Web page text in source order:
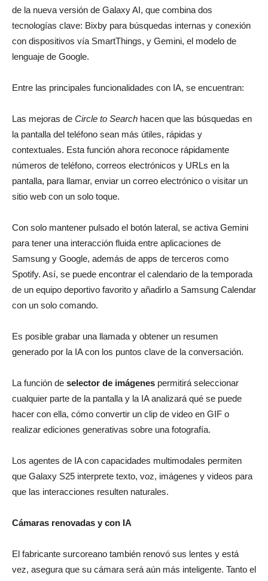
de la nueva versión de Galaxy AI, que combina dos
tecnologías clave: Bixby para búsquedas internas y conexión
con dispositivos vía SmartThings, y Gemini, el modelo de
lenguaje de Google.
Entre las principales funcionalidades con IA, se encuentran:
Las mejoras de Circle to Search hacen que las búsquedas en
la pantalla del teléfono sean más útiles, rápidas y
contextuales. Esta función ahora reconoce rápidamente
números de teléfono, correos electrónicos y URLs en la
pantalla, para llamar, enviar un correo electrónico o visitar un
sitio web con un solo toque.
Con solo mantener pulsado el botón lateral, se activa Gemini
para tener una interacción fluida entre aplicaciones de
Samsung y Google, además de apps de terceros como
Spotify. Así, se puede encontrar el calendario de la temporada
de un equipo deportivo favorito y añadirlo a Samsung Calendar
con un solo comando.
Es posible grabar una llamada y obtener un resumen
generado por la IA con los puntos clave de la conversación.
La función de selector de imágenes permitirá seleccionar
cualquier parte de la pantalla y la IA analizará qué se puede
hacer con ella, cómo convertir un clip de video en GIF o
realizar ediciones generativas sobre una fotografía.
Los agentes de IA con capacidades multimodales permiten
que Galaxy S25 interprete texto, voz, imágenes y videos para
que las interacciones resulten naturales.
Cámaras renovadas y con IA
El fabricante surcoreano también renovó sus lentes y está
vez, asegura que su cámara será aún más inteligente. Tanto el